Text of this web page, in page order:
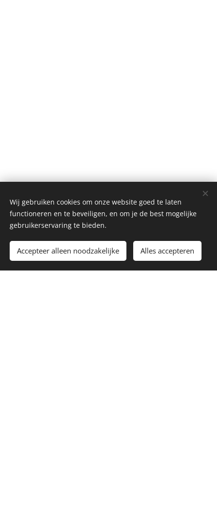
Toevoegen aan de winkelwagen
Wij gebruiken cookies om onze website goed te laten
functioneren en te beveiligen, en om je de best mogelijke
gebruikerservaring te bieden.
Accepteer alleen noodzakelijke Alles accepteren